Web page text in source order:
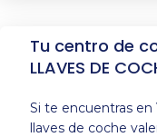
Tu centro de
LLAVES DE
Si te encuentras en
llaves de coche